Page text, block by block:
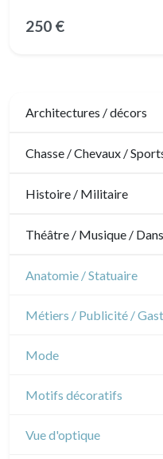
250 €
Architectures / décors
Architecture
Chasse / Chevaux /
Chasse
Histoire / Militaire
Militaire
Théâtre / Musique /
Théâtre
Anatomie / Statuaire
Métiers / Publicité /
Mode
Motifs décoratifs
Vue d'optique